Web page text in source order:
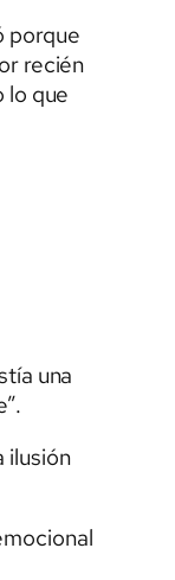
porque
recién
lo que
una
ilusión